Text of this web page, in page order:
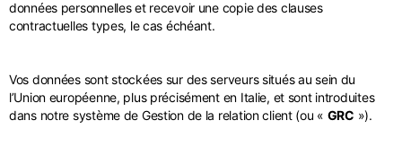
données personnelles et recevoir une copie des clauses
contractuelles types, le cas échéant.
Vos données sont stockées sur des serveurs situés au sein du
l’Union européenne, plus précisément en Italie, et sont introduites
dans notre système de Gestion de la relation client (ou « GRC »).